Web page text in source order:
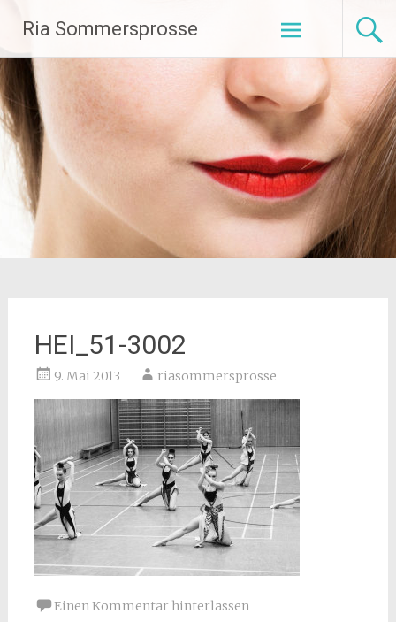
Inhalt
springen
Ria Sommersprosse
HEI_51-3002
9. Mai 2013 riasommersprosse
Einen Kommentar hinterlassen